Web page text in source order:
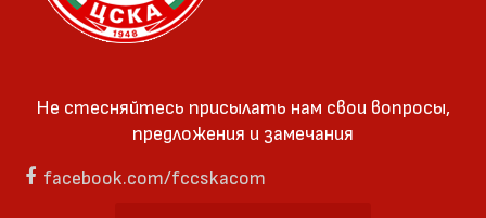
Не стесняйтесь присылать нам свои вопросы,
предложения и замечания
facebook.com/fccskacom